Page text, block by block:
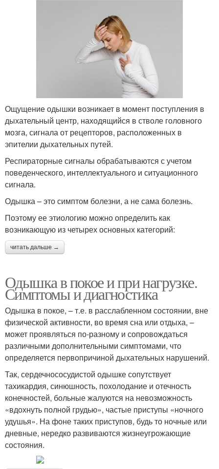
Ощущение одышки возникает в момент поступления в
дыхательный центр, находящийся в стволе головного
мозга, сигнала от рецепторов, расположенных в
эпителии дыхательных путей.
Респираторные сигналы обрабатываются с учетом
поведенческого, интеллектуального и ситуационного
сигнала.
Одышка – это симптом болезни, а не сама болезнь.
Поэтому ее этиологию можно определить как
возникающую из четырех основных категорий:
читать дальше →
Одышка в покое и при нагрузке.
Симптомы и диагностика
Одышка в покое, – т.е. в расслабленном состоянии, вне
физической активности, во время сна или отдыха, –
может проявляться по-разному и сопровождаться
различными дополнительными симптомами, что
определяется первопричиной дыхательных нарушений.
Так, сердечнососудистой одышке сопутствует
тахикардия, синюшность, похолодание и отечность
конечностей, больные жалуются на невозможность
«вдохнуть полной грудью», частые приступы «ночного
удушья». На фоне таких приступов, будь то ночные или
дневные, нередко развиваются жизнеугрожающие
состояния.